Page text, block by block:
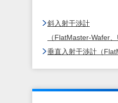
斜入射干渉計
（FlatMaster-Wafer
垂直入射干渉計（